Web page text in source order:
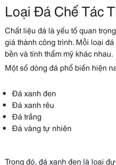
Loại Đá Chế Tác
Chất liệu đá là yếu tố quan
giá thành công trình. Mỗi loại
bền và tính thẩm mỹ khác nhau.
Một số dòng đá phổ biến hiện
Đá xanh đen
Đá xanh rêu
Đá trắng
Đá vàng tự nhiên
Trong đó, đá xanh đen là loại